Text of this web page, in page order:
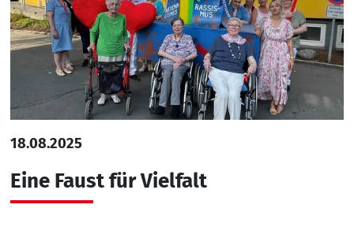
18.08.2025
Eine Faust für Vielfalt